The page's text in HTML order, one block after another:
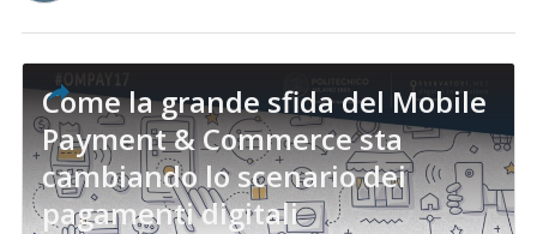
Come la grande sfida del Mobile
Payment & Commerce sta
cambiando lo scenario dei
pagamenti digitali